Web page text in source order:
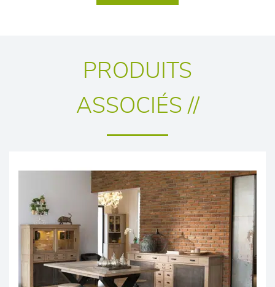
PRODUITS
ASSOCIÉS //